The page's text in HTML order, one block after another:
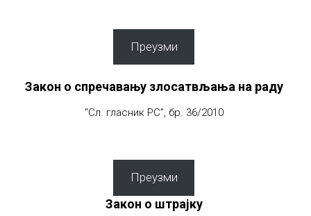
Преузми
Закон о спречавању злосатвљања на раду
“Сл. гласник РС”, бр. 36/2010
Преузми
Закон о штрајку